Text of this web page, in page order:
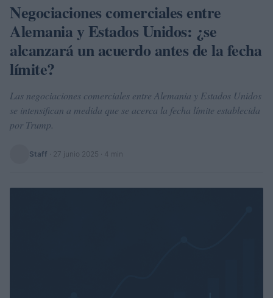
Buscar
Negociaciones comerciales entre
Alemania y Estados Unidos: ¿se
alcanzará un acuerdo antes de la fecha
límite?
Las negociaciones comerciales entre Alemania y Estados Unidos
se intensifican a medida que se acerca la fecha límite establecida
por Trump.
Staff 27 junio 2025 · 4 min